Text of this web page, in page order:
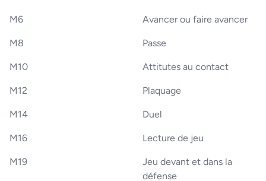
M6
M8
M10
M12
M14
M16
M19
Avancer ou faire avancer
Passe
Attitutes au contact
Plaquage
Duel
Lecture de jeu
Jeu devant et dans la
défense